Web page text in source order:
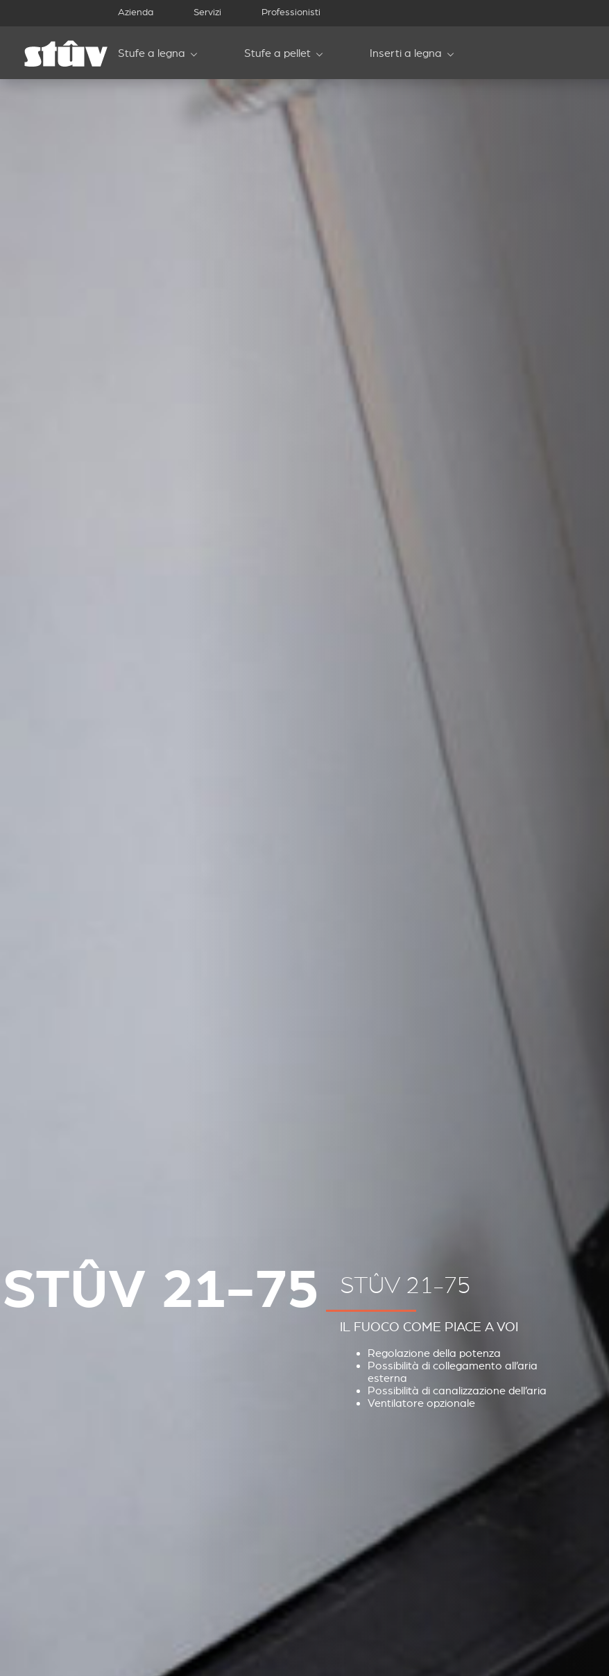
Azienda Servizi Professionisti
Stufe a legna Stufe a pellet Inserti a legna
STÛV 21-75 STÛV 21-75
IL FUOCO COME PIACE A VOI
Regolazione della potenza
Possibilità di collegamento all’aria
esterna
Possibilità di canalizzazione dell’aria
Ventilatore opzionale